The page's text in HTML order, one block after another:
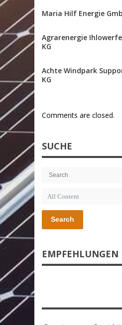
Maria Hilf Energie
Agrarenergie
KG
Achte Windpark
KG
Comments are closed.
SUCHE
Search
EMPFEHLUNGEN